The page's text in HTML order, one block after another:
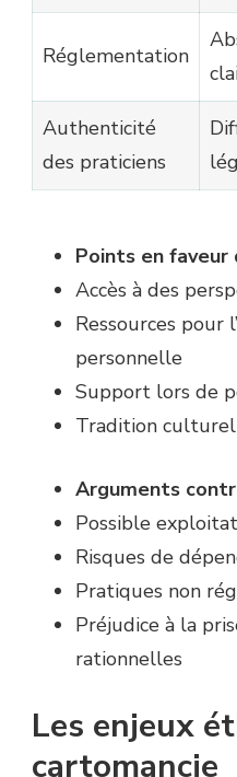
Réglementation
Authenticité
des praticiens
Points en
Accès à des
Ressources pour
personnelle
Support lors de
Tradition
Arguments
Possible
Risques de
Pratiques non
Préjudice à la
rationnelles
Les enjeux
cartomancie